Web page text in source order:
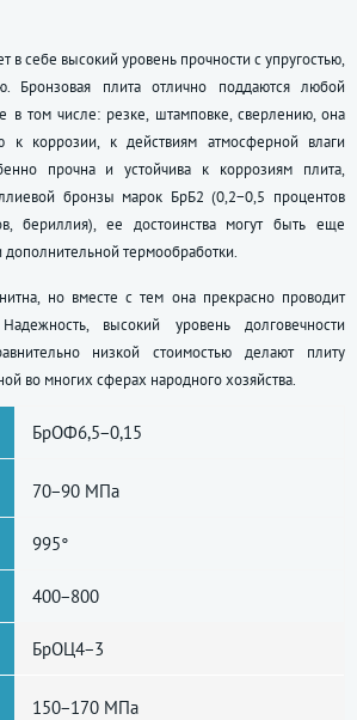
в себе высокий уровень прочности с упругостью,
Бронзовая плита отлично поддаются любой
в том числе: резке, штамповке, сверлению, она
к коррозии, к действиям атмосферной влаги
прочна и устойчива к коррозиям плита,
бронзы марок БрБ2 (0,2−0,5 процентов
бериллия), ее достоинства могут быть еще
термообработки.
но вместе с тем она прекрасно проводит
высокий уровень долговечности
низкой стоимостью делают плиту
во многих сферах народного хозяйства.
БрОФ6,5−0,15
70−90 МПа
995°
400−800
БрОЦ4−3
150−170 МПа